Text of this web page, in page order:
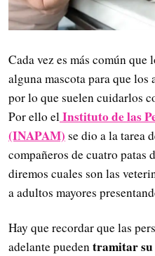
Cada vez es más común que
alguna mascota para que los
por lo que suelen cuidarlos
Por ello el Instituto de las
(INAPAM) se dio a la tarea
compañeros de cuatro patas
diremos cuales son las
a adultos mayores
Hay que recordar que las
adelante puedentramitar